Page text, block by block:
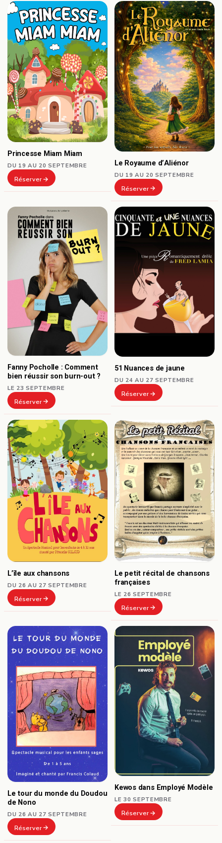
Princesse Miam Miam
DU 19 AU 20 SEPTEMBRE
Réserver
Le Royaume d’Aliénor
DU 19 AU 20 SEPTEMBRE
Réserver
Fanny Pocholle : Comment
bien réussir son burn-out ?
LE 23 SEPTEMBRE
Réserver
51 Nuances de jaune
DU 24 AU 27 SEPTEMBRE
Réserver
L’île aux chansons
DU 26 AU 27 SEPTEMBRE
Réserver
Le petit récital de chansons
françaises
LE 26 SEPTEMBRE
Réserver
Le tour du monde du Doudou
de Nono
DU 26 AU 27 SEPTEMBRE
Réserver
Kewos dans Employé Modèle
LE 30 SEPTEMBRE
Réserver